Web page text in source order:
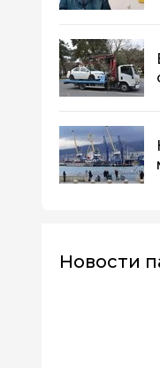
Новости